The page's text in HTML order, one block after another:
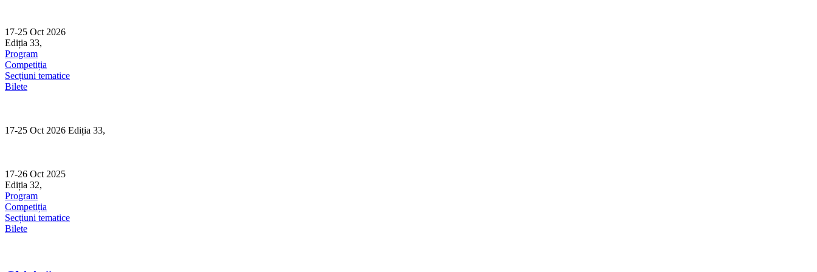
content
17-25 Oct 2026
Ediția 33,
Program
Competiția
Secțiuni tematice
Bilete
17-25 Oct 2026 Ediția 33,
17-26 Oct 2025
Ediția 32,
Program
Competiția
Secțiuni tematice
Bilete